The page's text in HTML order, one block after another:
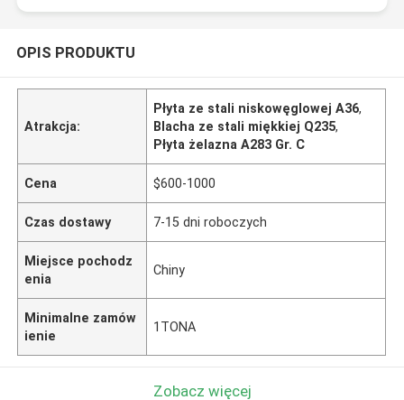
OPIS PRODUKTU
Atrakcja:
Płyta ze stali niskowęglowej A36,
Blacha ze stali miękkiej Q235,
Płyta żelazna A283 Gr. C
Cena $600-1000
Czas dostawy 7-15 dni roboczych
Miejsce pochodz
enia
Chiny
Minimalne zamów
ienie
1TONA
Zobacz więcej